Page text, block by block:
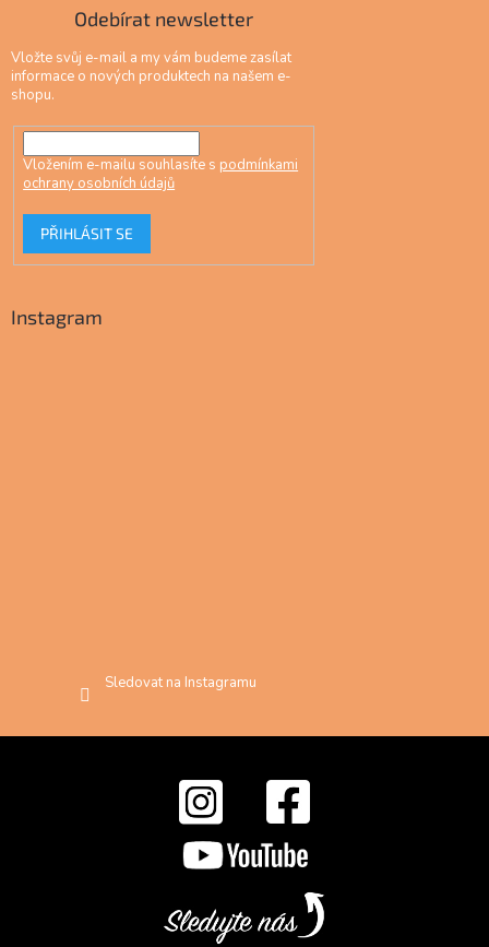
Odebírat newsletter
Vložte svůj e-mail a my vám budeme zasílat
informace o nových produktech na našem e-
shopu.
Vložením e-mailu souhlasíte s podmínkami
ochrany osobních údajů
PŘIHLÁSIT SE
Instagram
Sledovat na Instagramu